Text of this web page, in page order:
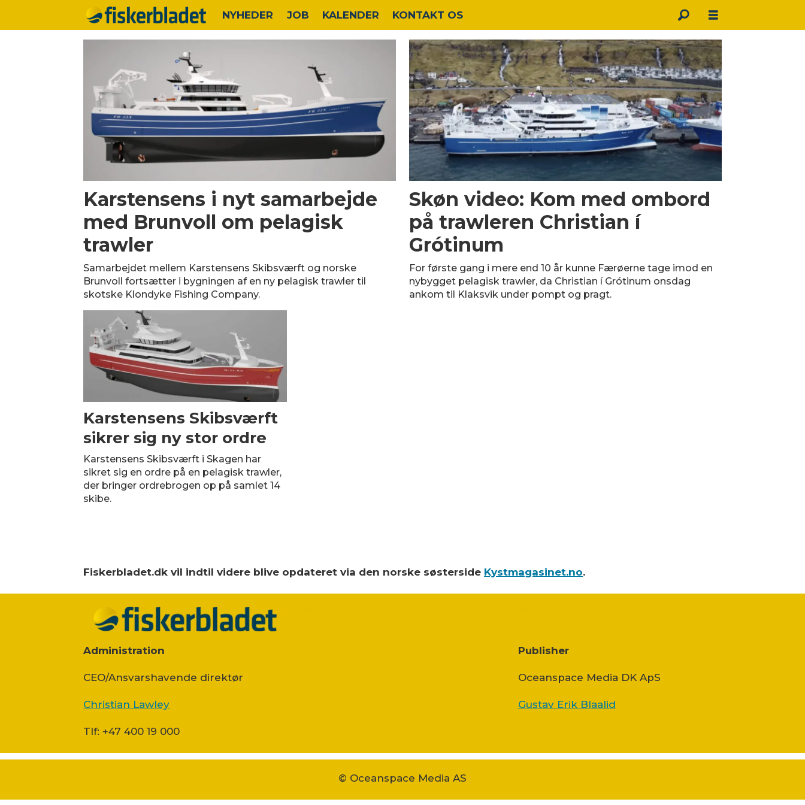
NYHEDER JOB KALENDER KONTAKT OS
pelagisk
Karstensens i nyt samarbejde
med Brunvoll om pelagisk
trawler
Samarbejdet mellem Karstensens Skibsværft og norske
Brunvoll fortsætter i bygningen af en ny pelagisk trawler til
skotske Klondyke Fishing Company.
Skøn video: Kom med ombord
på trawleren Christian í
Grótinum
For første gang i mere end 10 år kunne Færøerne tage imod en
nybygget pelagisk trawler, da Christian í Grótinum onsdag
ankom til Klaksvik under pompt og pragt.
Karstensens Skibsværft
sikrer sig ny stor ordre
Karstensens Skibsværft i Skagen har
sikret sig en ordre på en pelagisk trawler,
der bringer ordrebrogen op på samlet 14
skibe.
Fiskerbladet.dk vil indtil videre blive opdateret via den norske søsterside Kystmagasinet.no.
Administration
CEO/Ansvarshavende direktør
Christian Lawley
Tlf: +47 400 19 000
Publisher
Oceanspace Media DK ApS
Gustav Erik Blaalid
© Oceanspace Media AS